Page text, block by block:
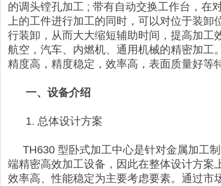
的调头镗孔加工 ; 带有自动交换工作台，在
上的工件进行加工的同时，可以对位于装卸
行装卸，从而大大缩短辅助时间，提高加工
航空，汽车、内燃机、通用机械的精密加工
精度高，精度稳定，效率高，表面质量好等
一、设备介绍
1. 总体设计方案
TH630 型卧式加工中心是针对金属加工
端精密高效加工设备，因此在整体设计方案
效率高、性能稳定为主要考虑要素。通过市